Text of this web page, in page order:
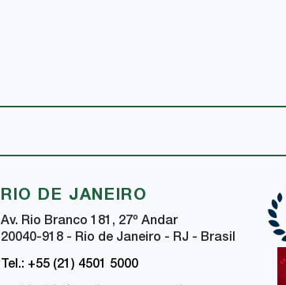
RIO DE JANEIRO
Av. Rio Branco 181, 27º Andar
20040-918 - Rio de Janeiro - RJ - Brasil
Tel.: +55 (21) 4501 5000